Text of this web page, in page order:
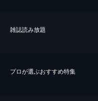
雑誌読み放題
プロが選ぶおすすめ特集